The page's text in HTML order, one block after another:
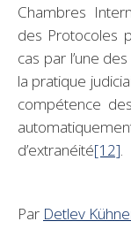
Chambres
des Protocoles
cas par l’une
la pratique
compétence
d’extranéité[12].
Par Detlev